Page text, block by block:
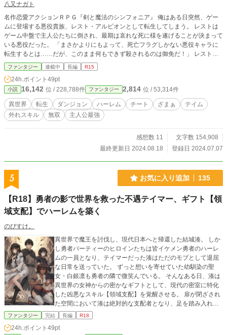
八又ナガト
名作恋愛アクションＲＰＧ『剣と魔法のシンフォニア』 俺はある日突然、ゲー
ムに登場する悪役貴族、レスト・アルビオンとして転生してしまう。 レストは
ゲーム中盤で主人公たちに倒され、最期は哀れな死に様を遂げることが決まって
いる悪役だった。 「まさかよりにもよって、死亡フラグしかない悪役キャラに
転生するとは……だが、このまま何もできず殺されるのは御免だ！」 レストの
持つスキル【テイム】に特別な力が秘められていることを知っていた俺は、その
力を使えば死亡フラグを退けられるのではないかと考えた。 それから俺は前世
の知識を総動員し、独自の鍛錬法で【テイム】の力を引き出していく。 「こう
して着実に力をつけていけば、ゲームで決められた最期は迎えずに済むはず……
いや、もしかしたら最強の座だって狙えるんじゃないか？」 狙いは成功し、俺
は驚くべき程の速度で力を身に着けていく。 その結果、やがて俺はラスボスを
も超える世界最強の力を獲得し、周囲にはなぜかゲームのメインヒロイン達まで
ファンタジー 連載中 長編 R15
24h.ポイント 49pt
小説 16,142 位 / 228,788件 ファンタジー 2,814 位 / 53,314件
異世界 転生 ダンジョン ハーレム チート ざまぁ
テイム
外れスキル
無双 主人公最強
感想数 11
文字数 154,908
最終更新日 2024.08.18
登録日 2024.07.07
5 お気に入り追加 135
【R18】勇者の影で世界を救った不遇テイマー、ギフト【領
域支配】でハーレムを築く
のびすけ。
異世界で魔王を討伐し、現代日本へと帰還した結城湊。 しか
し勇者パーティーのヒロインたちは皆イケメン勇者のハーレ
ムの一員となり、テイマーだった湊はただのモブとして退屈
な日常を送っていた。 ずっと想いを寄せていた幼馴染の聖
女・白銀凛も勇者の隣で微笑んでいる。 そんなある日、湊は
異世界の女神からの密かなギフトとして、現代の密室に特化
した凶悪なスキル【領域支配】を覚醒させる。 扉が閉ざされ
た空間において湊は絶対的な支配者となり、足を踏み入れた
乙女に圧倒的な快感と庇護を与えて本音を暴き出すことがで
ぉ……っ♡」 「光輝くんごめんなさい、わたし、湊のおちん
ファンタジー 完結 長編 R18
24h.ポイント 49pt